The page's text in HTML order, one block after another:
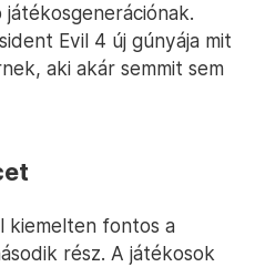
Evil 4 új gúnyája mit
aki akár semmit sem
kiemelten fontos a
rész. A játékosok